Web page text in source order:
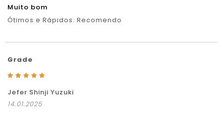
Muito bom
Ótimos e Rápidos. Recomendo
Grade
Jefer Shinji Yuzuki
14.01.2025